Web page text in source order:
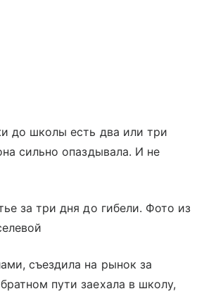
до школы есть два или три
сильно опаздывала. И не
за три дня до гибели. Фото из
съездила на рынок за
пути заехала в школу,